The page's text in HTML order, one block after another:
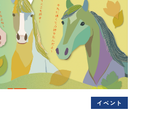
イベント